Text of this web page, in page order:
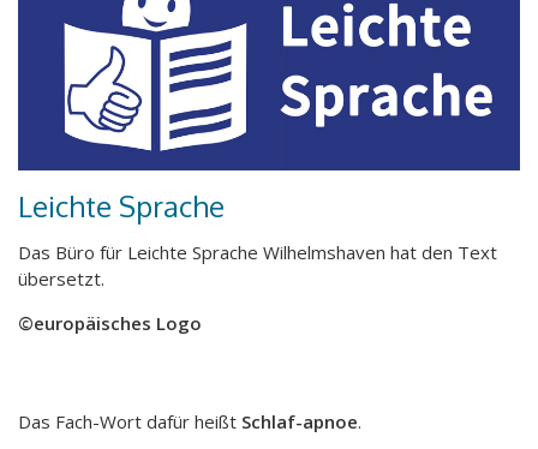
Leichte Sprache
Das Büro für Leichte Sprache Wilhelmshaven hat den Text
übersetzt.
©europäisches Logo
Das Fach-Wort dafür heißt Schlaf-apnoe.